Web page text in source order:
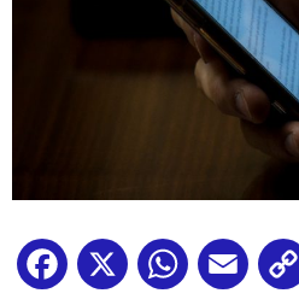
Facebook
X WhatsApp
Email